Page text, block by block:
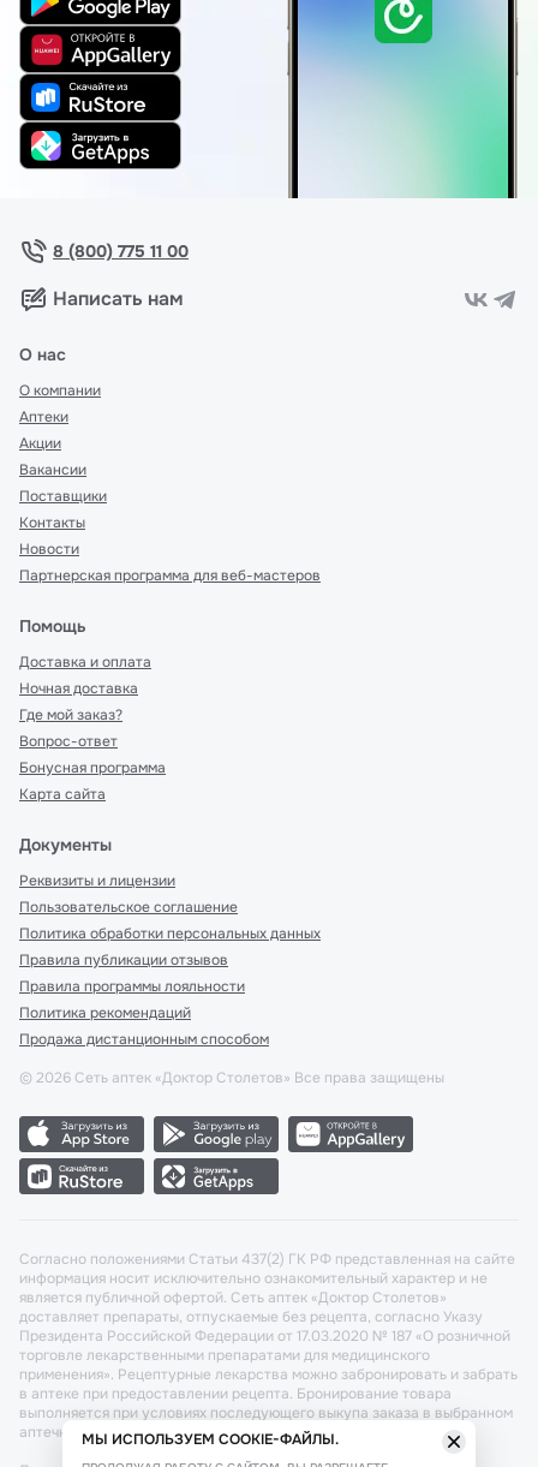
8 (800) 775 11 00
Написать нам
О нас
О компании
Аптеки
Акции
Вакансии
Поставщики
Контакты
Новости
Партнерская программа для веб-мастеров
Помощь
Доставка и оплата
Ночная доставка
Где мой заказ?
Вопрос-ответ
Бонусная программа
Карта сайта
Документы
Реквизиты и лицензии
Пользовательское соглашение
Политика обработки персональных данных
Правила публикации отзывов
Правила программы лояльности
Политика рекомендаций
Продажа дистанционным способом
© 2026 Сеть аптек «Доктор Столетов» Все права защищены
Согласно положениями Статьи 437(2) ГК РФ представленная на сайте
информация носит исключительно ознакомительный характер и не
является публичной офертой. Сеть аптек «Доктор Столетов»
доставляет препараты, отпускаемые без рецепта, согласно Указу
Президента Российской Федерации от 17.03.2020 № 187 «О розничной
торговле лекарственными препаратами для медицинского
применения». Рецептурные лекарства можно забронировать и забрать
в аптеке при предоставлении рецепта. Бронирование товара
выполняется при условиях последующего выкупа заказа в выбранном
аптечном пункте.МЫ ИСПОЛЬЗУЕМ COOKIE-ФАЙЛЫ.